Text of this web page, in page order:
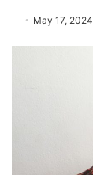
May 17, 2024